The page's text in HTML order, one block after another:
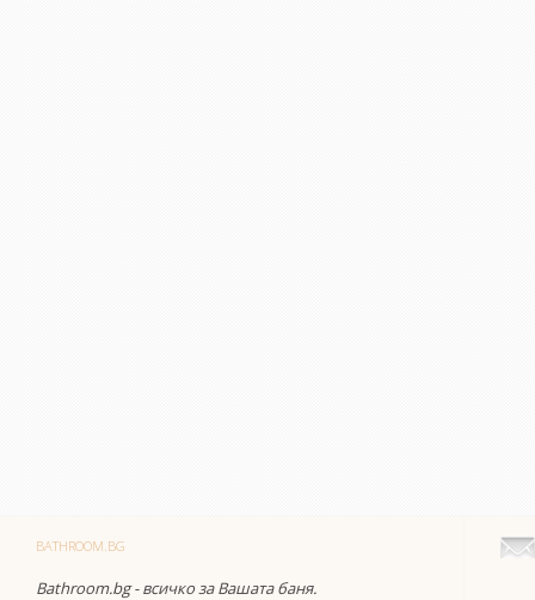
BATHROOM.BG
Bathroom.bg - всичко за Вашата баня.